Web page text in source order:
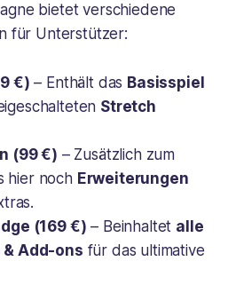
bietet verschiedene
für Unterstützer:
€) – Enthält das Basisspiel
Stretch
(99 €) – Zusätzlich zum
hier noch Erweiterungen
(169 €) – Beinhaltet alle
Add-ons für das ultimative